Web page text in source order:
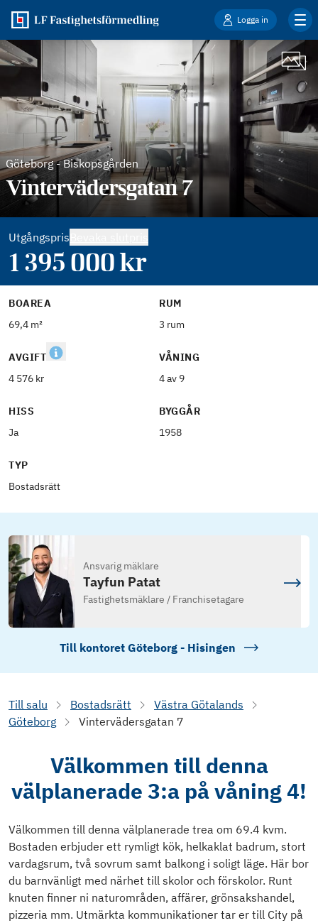
Logga in
Göteborg-Biskopsgården
Vintervädersgatan 7
Utgångspris
1 395 000kr
BOAREA
69,4 m²
RUM
3 rum
AVGIFT
4 576 kr
VÅNING
4 av 9
HISS
Ja
BYGGÅR
1958
TYP
Bostadsrätt
Ansvarig mäklare
Tayfun Patat
Fastighetsmäklare / Franchisetagare
Till kontoret Göteborg - Hisingen
Till salu Bostadsrätt
Västra Götalands
Göteborg
Vintervädersgatan 7
Välkommen till denna
välplanerade 3:a på våning 4!
Välkommen till denna välplanerade trea om 69.4 kvm.
Bostaden erbjuder ett rymligt kök, helkaklat badrum, stort
vardagsrum, två sovrum samt balkong i soligt läge. Här bor
du barnvänligt med närhet till skolor och förskolor. Runt
knuten finner ni naturområden, affärer, grönsakshandel,
pizzeria mm. Utmärkta kommunikationer tar er till City på